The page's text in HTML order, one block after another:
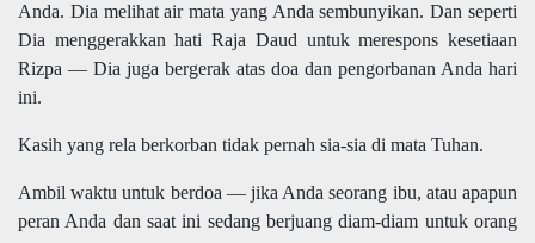
Anda. Dia melihat air mata yang Anda sembunyikan. Dan seperti
Dia menggerakkan hati Raja Daud untuk merespons kesetiaan
Rizpa — Dia juga bergerak atas doa dan pengorbanan Anda hari
ini.
Kasih yang rela berkorban tidak pernah sia-sia di mata Tuhan.
Ambil waktu untuk berdoa — jika Anda seorang ibu, atau apapun
peran Anda dan saat ini sedang berjuang diam-diam untuk orang